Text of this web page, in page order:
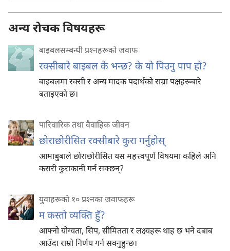
अन्य रोचक विषयहरू
बाइबलसम्बन्धी प्रश्‍नहरूको जवाफ
रक्सीबारे बाइबल के भन्छ? के यो पिउनु पाप हो?
बाइबलमा रक्सी र अन्य मादक पदार्थको राम्रा पक्षहरूबारे
बताइएको छ।
पारिवारिक तथा वैवाहिक जीवन
छोराछोरीसित रक्सीबारे कुरा गर्नुहोस्‌
आमाबुबाले छोराछोरीसित यस महत्त्वपूर्ण विषयमा कहिले अनि
कसरी कुराकानी गर्न सक्छन्‌?
युवाहरूको १० प्रश्‍नका जवाफहरू
म कस्तो व्यक्‍ति हुँ?
आफ्नो योग्यता, सिप, सीमितता र लक्ष्यहरू थाह छ भने दबाब
आउँदा राम्रो निर्णय गर्न सक्नुहुन्छ।